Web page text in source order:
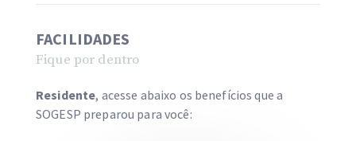
FACILIDADES
Fique por dentro
Residente, acesse abaixo os benefícios que a
SOGESP preparou para você: